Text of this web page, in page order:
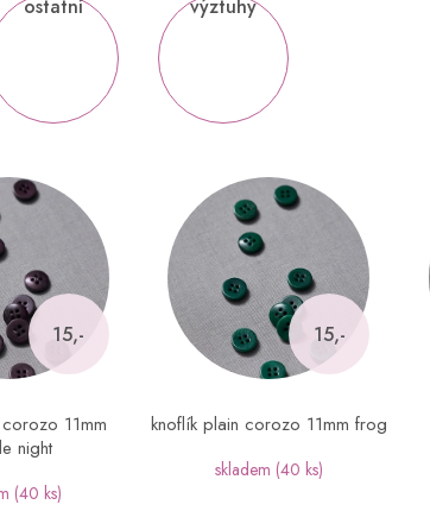
ostatní výztuhy
15,-
11mm
night
(40 ks)
15,-
knoflík plain corozo 11mm frog
skladem (40 ks)